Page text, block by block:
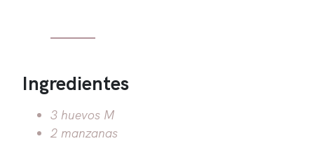
Ingredientes
3 huevos M
2 manzanas